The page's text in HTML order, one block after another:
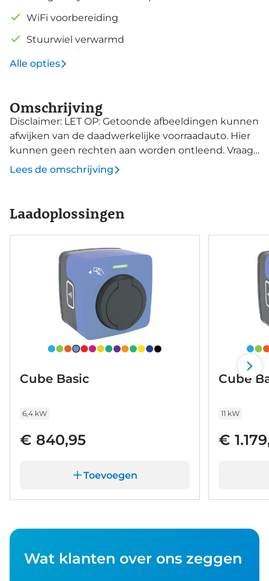
WiFi voorbereiding
Stuurwiel verwarmd
Alle opties
Omschrijving
Disclaimer: LET OP: Getoonde afbeeldingen kunnen
afwijken van de daadwerkelijke voorraadauto. Hier
kunnen geen rechten aan worden ontleend. Vraag
onze verkoopadviseurs naar specificaties van deze
Lees de omschrijving
Laadoplossingen
Cube Basic
6,4 kW
€ 840,95
Toevoegen
Cube
11 kW
€
Wat klanten over ons zeggen